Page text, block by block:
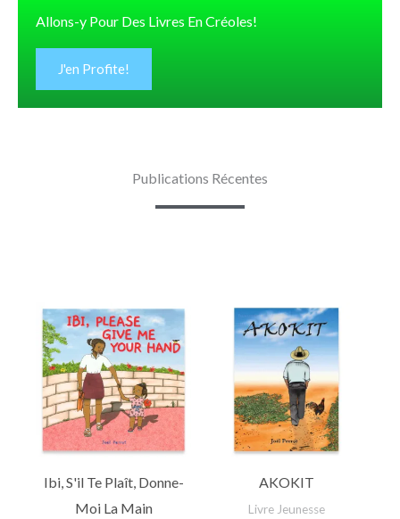
Allons-y Pour Des Livres En Créoles!
J'en Profite!
Publications Récentes
Ibi, S'il Te Plaît, Donne-
Moi La Main
AKOKIT
Livre Jeunesse